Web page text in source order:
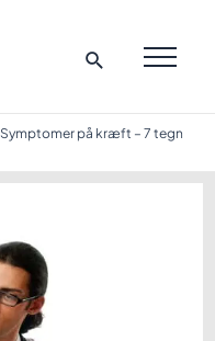
Symptomer på kræft – 7 tegn